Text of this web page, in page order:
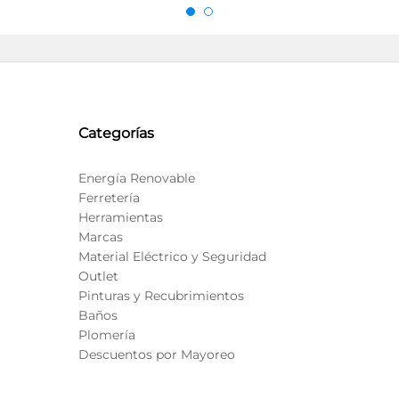
Categorías
Energía Renovable
Ferretería
Herramientas
Marcas
Material Eléctrico y Seguridad
Outlet
Pinturas y Recubrimientos
Baños
Plomería
Descuentos por Mayoreo